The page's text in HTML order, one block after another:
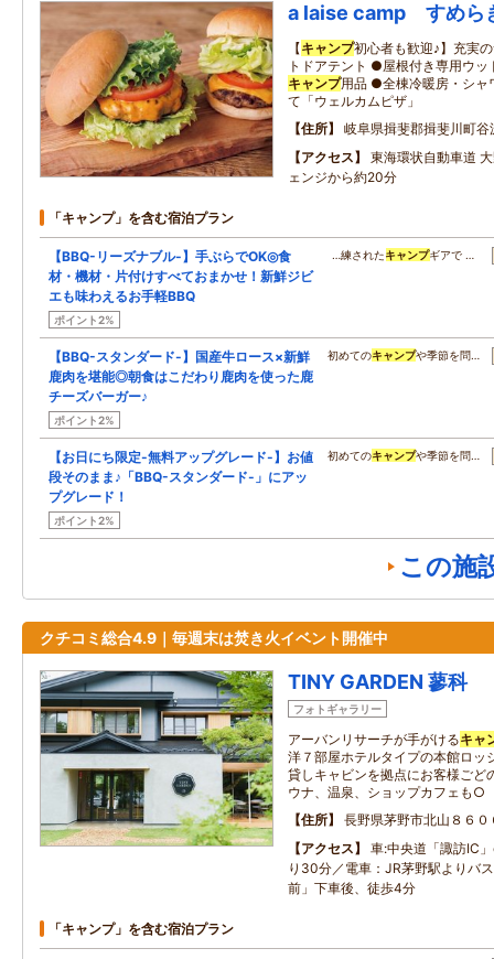
a laise camp すめら
【キャンプ初心者も歓迎♪】充実
トドアテント ●屋根付き専用ウ
キャンプ用品 ●全棟冷暖房・シ
て「ウェルカムピザ」
住所
岐阜県揖斐郡揖斐川町
アクセス
東海環状自動車道
ェンジから約20分
「キャンプ」を含む宿泊プラン
【BBQ-リーズナブル-】手ぶらでOK◎食
材・機材・片付けすべておまかせ！新鮮ジビ
エも味わえるお手軽BBQ
ポイント2%
…練されたキャンプギアで …
【BBQ-スタンダード-】国産牛ロース×新鮮
鹿肉を堪能◎朝食はこだわり鹿肉を使った鹿
チーズバーガー♪
ポイント2%
初めてのキャンプや季節を問…
【お日にち限定-無料アップグレード-】お値
段そのまま♪「BBQ-スタンダード-」にアッ
プグレード！
ポイント2%
初めてのキャンプや季節を問…
この施
クチコミ総合4.9｜毎週末は焚き火イベント開催中
TINY GARDEN 蓼科
フォトギャラリー
アーバンリサーチが手がけるキャ
洋７部屋ホテルタイプの本館ロッ
貸しキャビンを拠点にお客様ごど
ウナ、温泉、ショップカフェも○
住所
長野県茅野市北山８６０
アクセス
車:中央道「諏訪IC
り30分／電車：JR茅野駅よりバ
前」下車後、徒歩4分
「キャンプ」を含む宿泊プラン